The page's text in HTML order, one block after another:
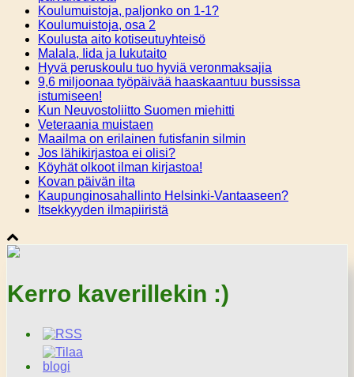
Koulumuistoja, paljonko on 1-1?
Koulumuistoja, osa 2
Koulusta aito kotiseutuyhteisö
Malala, Iida ja lukutaito
Hyvä peruskoulu tuo hyviä veronmaksajia
9,6 miljoonaa työpäivää haaskaantuu bussissa
istumiseen!
Kun Neuvostoliitto Suomen miehitti
Veteraania muistaen
Maailma on erilainen futisfanin silmin
Jos lähikirjastoa ei olisi?
Köyhät olkoot ilman kirjastoa!
Kovan päivän ilta
Kaupunginosahallinto Helsinki-Vantaaseen?
Itsekkyyden ilmapiiristä
Kerro kaverillekin :)